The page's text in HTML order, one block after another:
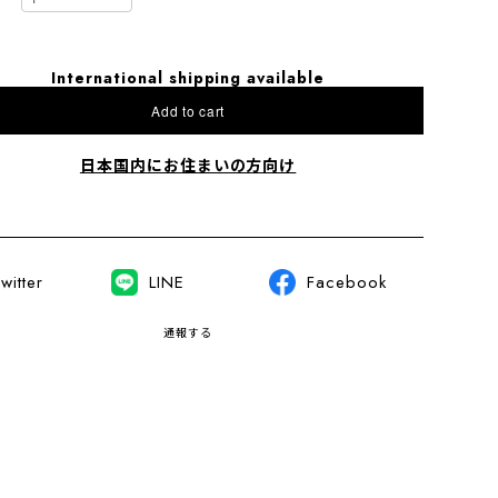
International shipping available
Add to cart
日本国内にお住まいの方向け
LINE Facebook
通報する